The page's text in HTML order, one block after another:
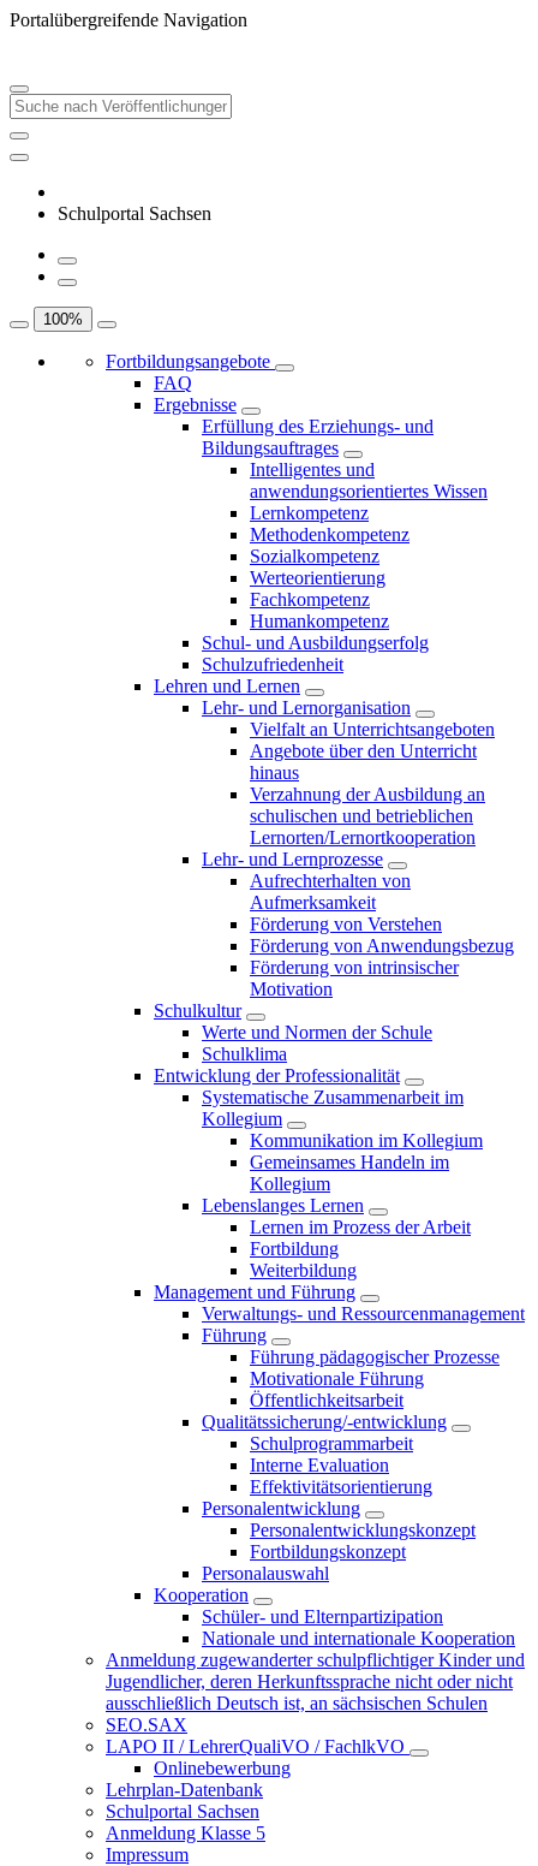
Portalübergreifende Navigation
Schulportal Sachsen
100%
Fortbildungsangebote
FAQ
Ergebnisse
Erfüllung des Erziehungs- und
Bildungsauftrages
Intelligentes und
anwendungsorientiertes Wissen
Lernkompetenz
Methodenkompetenz
Sozialkompetenz
Werteorientierung
Fachkompetenz
Humankompetenz
Schul- und Ausbildungserfolg
Schulzufriedenheit
Lehren und Lernen
Lehr- und Lernorganisation
Vielfalt an Unterrichtsangeboten
Angebote über den Unterricht
hinaus
Verzahnung der Ausbildung an
schulischen und betrieblichen
Lernorten/Lernortkooperation
Lehr- und Lernprozesse
Aufrechterhalten von
Aufmerksamkeit
Förderung von Verstehen
Förderung von Anwendungsbezug
Förderung von intrinsischer
Motivation
Schulkultur
Werte und Normen der Schule
Schulklima
Entwicklung der Professionalität
Systematische Zusammenarbeit im
Kollegium
Kommunikation im Kollegium
Gemeinsames Handeln im
Kollegium
Lebenslanges Lernen
Lernen im Prozess der Arbeit
Fortbildung
Weiterbildung
Management und Führung
Verwaltungs- und Ressourcenmanagement
Führung
Führung pädagogischer Prozesse
Motivationale Führung
Öffentlichkeitsarbeit
Qualitätssicherung/-entwicklung
Schulprogrammarbeit
Interne Evaluation
Effektivitätsorientierung
Personalentwicklung
Personalentwicklungskonzept
Fortbildungskonzept
Personalauswahl
Kooperation
Schüler- und Elternpartizipation
Nationale und internationale Kooperation
Anmeldung zugewanderter schulpflichtiger Kinder und
Jugendlicher, deren Herkunftssprache nicht oder nicht
ausschließlich Deutsch ist, an sächsischen Schulen
SEO.SAX
LAPO II / LehrerQualiVO / FachlkVO
Onlinebewerbung
Lehrplan-Datenbank
Schulportal Sachsen
Anmeldung Klasse 5
Impressum